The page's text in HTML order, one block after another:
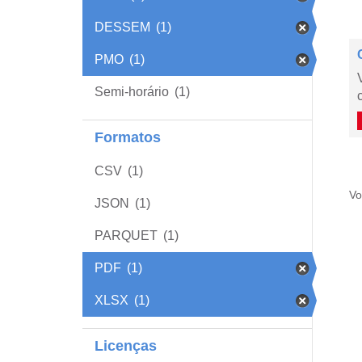
DESSEM (1)
PMO (1)
Semi-horário (1)
Formatos
CSV (1)
JSON (1)
PARQUET (1)
PDF (1)
XLSX (1)
Licenças